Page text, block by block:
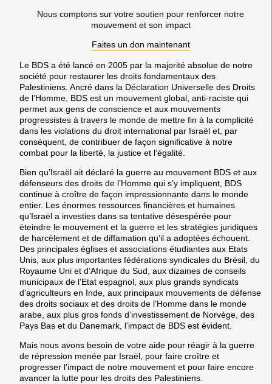
Nous comptons sur votre soutien pour renforcer notre
mouvement et son impact
Faites un don maintenant
Le BDS a été lancé en 2005 par la majorité absolue de notre
société pour restaurer les droits fondamentaux des
Palestiniens. Ancré dans la Déclaration Universelle des Droits
de l’Homme, BDS est un mouvement global, anti-raciste qui
permet aux gens de conscience et aux mouvements
progressistes à travers le monde de mettre fin à la complicité
dans les violations du droit international par Israël et, par
conséquent, de contribuer de façon significative à notre
combat pour la liberté, la justice et l’égalité.
Bien qu’Israël ait déclaré la guerre au mouvement BDS et aux
défenseurs des droits de l’Homme qui s’y impliquent, BDS
continue à croître de façon impressionnante dans le monde
entier. Les énormes ressources financières et humaines
qu’Israël a investies dans sa tentative désespérée pour
éteindre le mouvement et la guerre et les stratégies juridiques
de harcèlement et de diffamation qu’il a adoptées échouent.
Des principales églises et associations étudiantes aux Etats
Unis, aux plus importantes fédérations syndicales du Brésil, du
Royaume Uni et d’Afrique du Sud, aux dizaines de conseils
municipaux de l’Etat espagnol, aux plus grands syndicats
d’agriculteurs en Inde, aux principaux mouvements de défense
des droits sociaux et des droits de l’Homme dans le monde
arabe, aux plus gros fonds d’investissement de Norvège, des
Pays Bas et du Danemark, l’impact de BDS est évident.
Mais nous avons besoin de votre aide pour réagir à la guerre
de répression menée par Israël, pour faire croître et
progresser l’impact de notre mouvement et pour faire encore
avancer la lutte pour les droits des Palestiniens.